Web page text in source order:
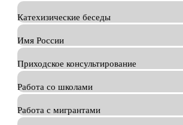
Катехизические беседы
Имя России
Приходское консультирование
Работа со школами
Работа с мигрантами